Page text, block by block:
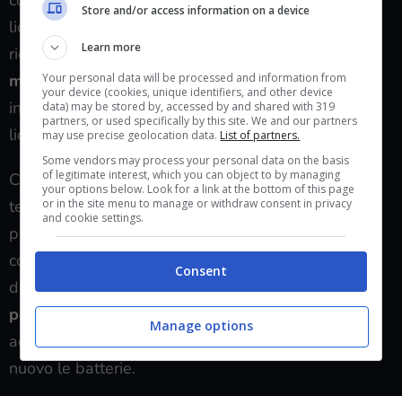
liquido non entri all’interno dei circuiti. Il trucco da
ricordare è quindi quello di
microfibrae lasciar cadere qualche goccia di alcol,
in modo che il panno sia umido ma non intriso di
liquido.
Con il panno umido assicurati di ripulire tutto il
telecomando. Se ci sono delle zone tra i tasti
particolarmente sporche puoi utilizzare invece un
cotton fioc, di nuovo con un po’ di alcool. Assicurati
di ripuliresia la parte frontale sia la parte
posterioredel telecomando e diasciugare tutto
accuratamente prima di riaccenderlo inserendo di
nuovo le batterie.
Store and/or access information on a device
Learn more
Your personal data will be processed and information from
your device (cookies, unique identifiers, and other device
data) may be stored by, accessed by and shared with 319
partners, or used specifically by this site. We and our partners
may use precise geolocation data. List of partners.
Some vendors may process your personal data on the basis
of legitimate interest, which you can object to by managing
your options below. Look for a link at the bottom of this page
or in the site menu to manage or withdraw consent in privacy
and cookie settings.
Consent
Manage options